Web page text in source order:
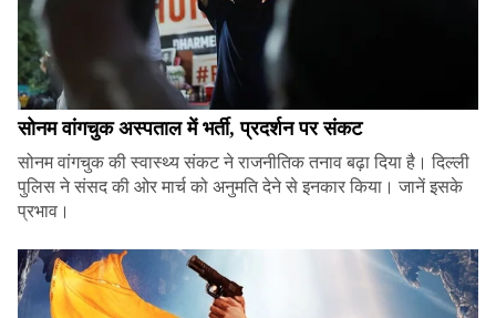
सोनम वांगचुक अस्पताल में भर्ती, प्रदर्शन पर संकट
सोनम वांगचुक की स्वास्थ्य संकट ने राजनीतिक तनाव बढ़ा दिया है। दिल्ली
पुलिस ने संसद की ओर मार्च को अनुमति देने से इनकार किया। जानें इसके
प्रभाव।